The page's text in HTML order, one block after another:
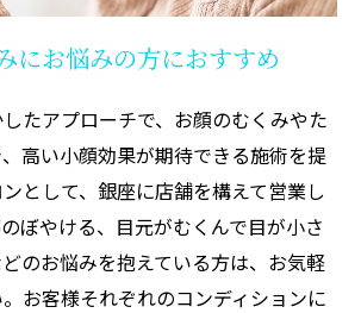
にお悩みの方におすすめ
たアプローチで、お顔のむくみやた
高い小顔効果が期待できる施術を提
として、銀座に店舗を構えて営業し
ぼやける、目元がむくんで目が小さ
のお悩みを抱えている方は、お気軽
お客様それぞれのコンディションに